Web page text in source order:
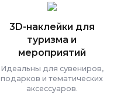
3D-наклейки для
туризма и
мероприятий
Идеальны для сувениров,
подарков и тематических
аксессуаров.